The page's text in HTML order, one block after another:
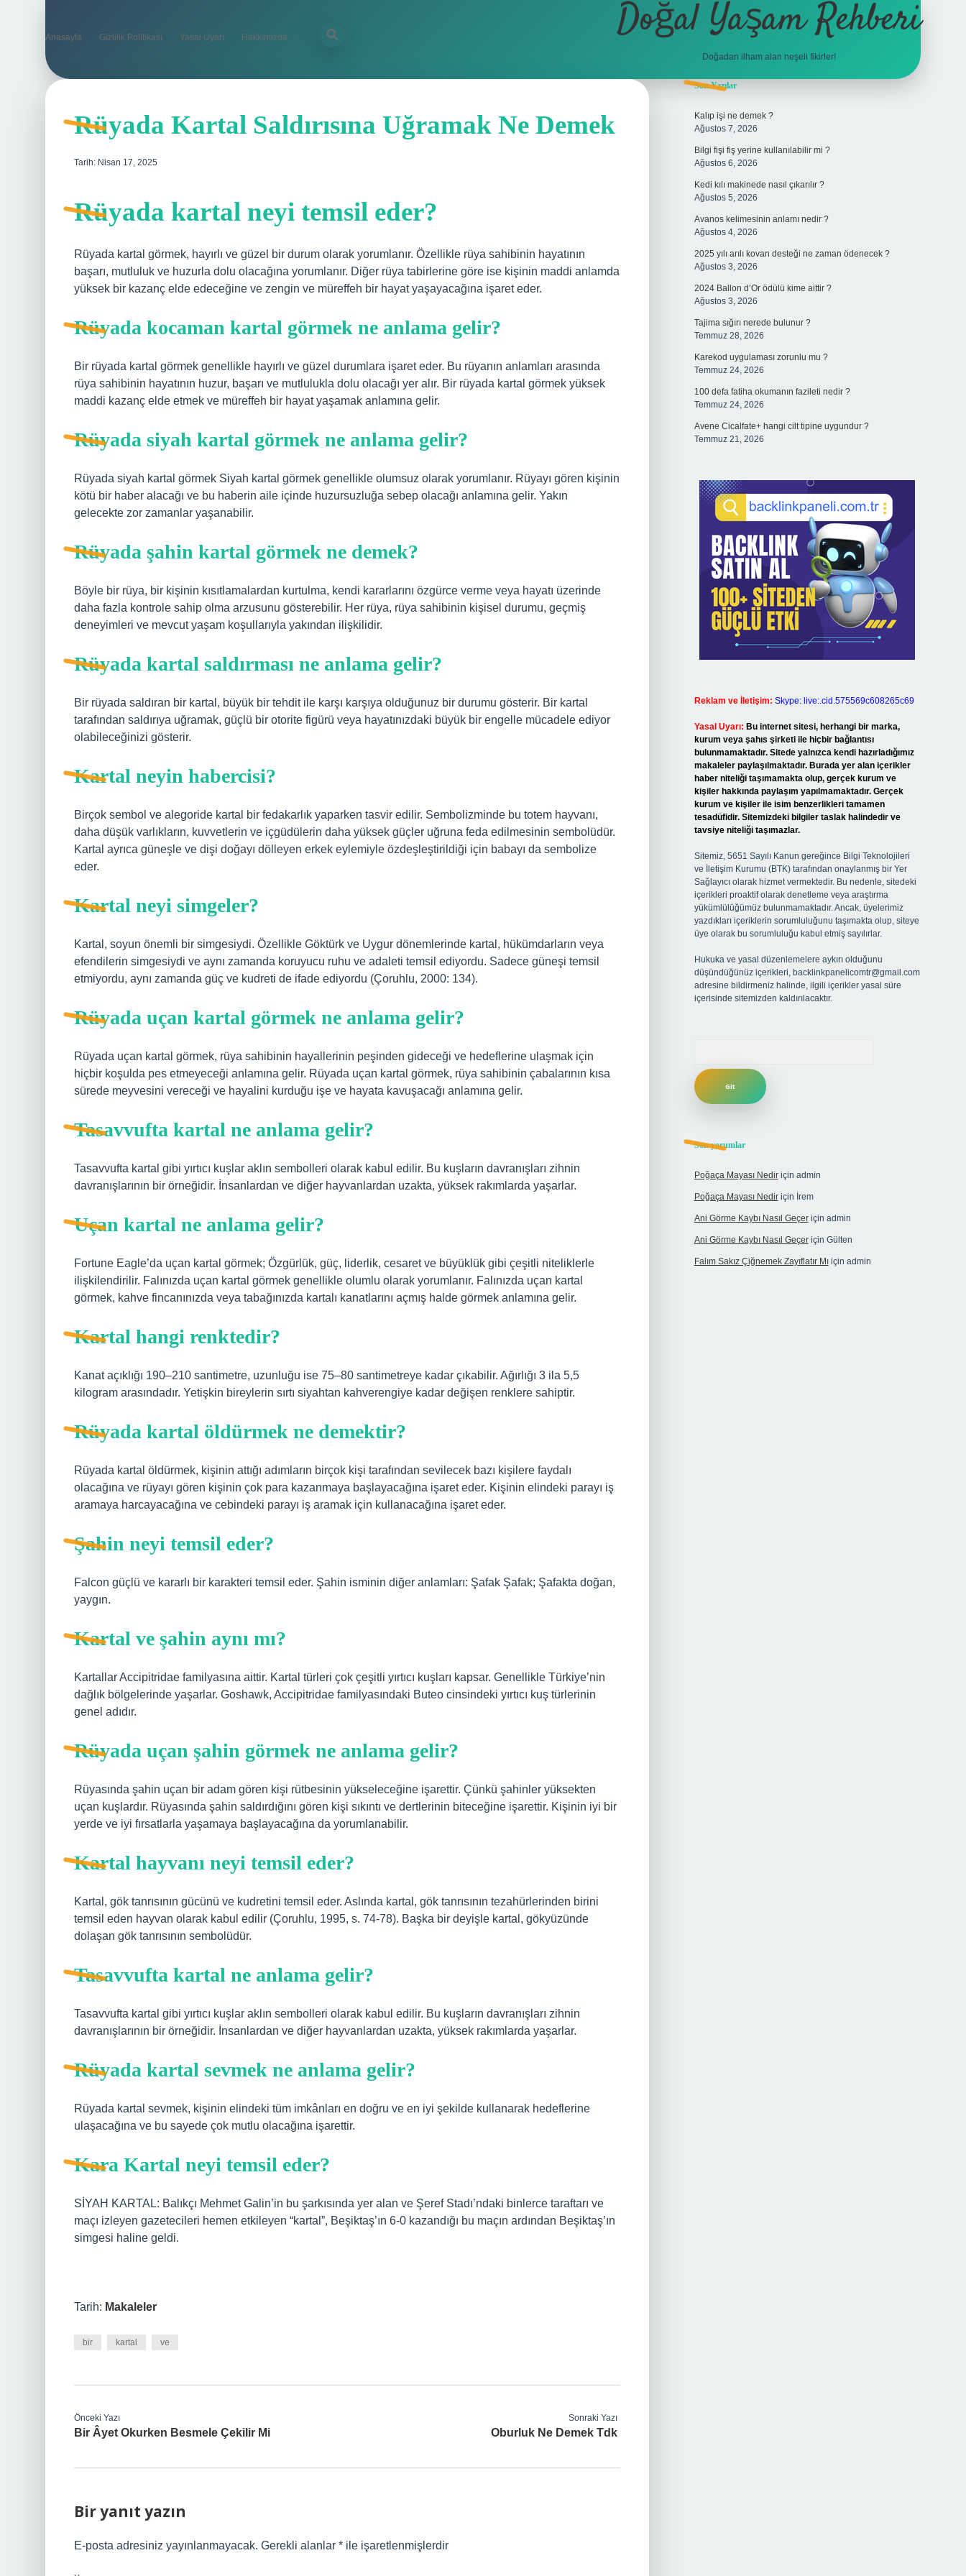
Anasayfa Gizlilik Politikası Yasal Uyarı Hakkımızda Doğal Yaşam Rehberi
Doğadan ilham alan neşeli fikirler!
Rüyada Kartal Saldırısına Uğramak Ne Demek
Tarih: Nisan 17, 2025
Rüyada kartal neyi temsil eder?
Rüyada kartal görmek, hayırlı ve güzel bir durum olarak yorumlanır. Özellikle rüya sahibinin hayatının
başarı, mutluluk ve huzurla dolu olacağına yorumlanır. Diğer rüya tabirlerine göre ise kişinin maddi anlamda
yüksek bir kazanç elde edeceğine ve zengin ve müreffeh bir hayat yaşayacağına işaret eder.
Rüyada kocaman kartal görmek ne anlama gelir?
Bir rüyada kartal görmek genellikle hayırlı ve güzel durumlara işaret eder. Bu rüyanın anlamları arasında
rüya sahibinin hayatının huzur, başarı ve mutlulukla dolu olacağı yer alır. Bir rüyada kartal görmek yüksek
maddi kazanç elde etmek ve müreffeh bir hayat yaşamak anlamına gelir.
Rüyada siyah kartal görmek ne anlama gelir?
Rüyada siyah kartal görmek Siyah kartal görmek genellikle olumsuz olarak yorumlanır. Rüyayı gören kişinin
kötü bir haber alacağı ve bu haberin aile içinde huzursuzluğa sebep olacağı anlamına gelir. Yakın
gelecekte zor zamanlar yaşanabilir.
Rüyada şahin kartal görmek ne demek?
Böyle bir rüya, bir kişinin kısıtlamalardan kurtulma, kendi kararlarını özgürce verme veya hayatı üzerinde
daha fazla kontrole sahip olma arzusunu gösterebilir. Her rüya, rüya sahibinin kişisel durumu, geçmiş
deneyimleri ve mevcut yaşam koşullarıyla yakından ilişkilidir.
Rüyada kartal saldırması ne anlama gelir?
Bir rüyada saldıran bir kartal, büyük bir tehdit ile karşı karşıya olduğunuz bir durumu gösterir. Bir kartal
tarafından saldırıya uğramak, güçlü bir otorite figürü veya hayatınızdaki büyük bir engelle mücadele ediyor
olabileceğinizi gösterir.
Kartal neyin habercisi?
Birçok sembol ve alegoride kartal bir fedakarlık yaparken tasvir edilir. Sembolizminde bu totem hayvanı,
daha düşük varlıkların, kuvvetlerin ve içgüdülerin daha yüksek güçler uğruna feda edilmesinin sembolüdür.
Kartal ayrıca güneşle ve dişi doğayı dölleyen erkek eylemiyle özdeşleştirildiği için babayı da sembolize
eder.
Kartal neyi simgeler?
Kartal, soyun önemli bir simgesiydi. Özellikle Göktürk ve Uygur dönemlerinde kartal, hükümdarların veya
efendilerin simgesiydi ve aynı zamanda koruyucu ruhu ve adaleti temsil ediyordu. Sadece güneşi temsil
etmiyordu, aynı zamanda güç ve kudreti de ifade ediyordu (Çoruhlu, 2000: 134).
Rüyada uçan kartal görmek ne anlama gelir?
Rüyada uçan kartal görmek, rüya sahibinin hayallerinin peşinden gideceği ve hedeflerine ulaşmak için
hiçbir koşulda pes etmeyeceği anlamına gelir. Rüyada uçan kartal görmek, rüya sahibinin çabalarının kısa
sürede meyvesini vereceği ve hayalini kurduğu işe ve hayata kavuşacağı anlamına gelir.
Tasavvufta kartal ne anlama gelir?
Tasavvufta kartal gibi yırtıcı kuşlar aklın sembolleri olarak kabul edilir. Bu kuşların davranışları zihnin
davranışlarının bir örneğidir. İnsanlardan ve diğer hayvanlardan uzakta, yüksek rakımlarda yaşarlar.
Uçan kartal ne anlama gelir?
Fortune Eagle’da uçan kartal görmek; Özgürlük, güç, liderlik, cesaret ve büyüklük gibi çeşitli niteliklerle
ilişkilendirilir. Falınızda uçan kartal görmek genellikle olumlu olarak yorumlanır. Falınızda uçan kartal
görmek, kahve fincanınızda veya tabağınızda kartalı kanatlarını açmış halde görmek anlamına gelir.
Kartal hangi renktedir?
Kanat açıklığı 190–210 santimetre, uzunluğu ise 75–80 santimetreye kadar çıkabilir. Ağırlığı 3 ila 5,5
kilogram arasındadır. Yetişkin bireylerin sırtı siyahtan kahverengiye kadar değişen renklere sahiptir.
Rüyada kartal öldürmek ne demektir?
Rüyada kartal öldürmek, kişinin attığı adımların birçok kişi tarafından sevilecek bazı kişilere faydalı
olacağına ve rüyayı gören kişinin çok para kazanmaya başlayacağına işaret eder. Kişinin elindeki parayı iş
aramaya harcayacağına ve cebindeki parayı iş aramak için kullanacağına işaret eder.
Şahin neyi temsil eder?
Falcon güçlü ve kararlı bir karakteri temsil eder. Şahin isminin diğer anlamları: Şafak Şafak; Şafakta doğan,
yaygın.
Kartal ve şahin aynı mı?
Kartallar Accipitridae familyasına aittir. Kartal türleri çok çeşitli yırtıcı kuşları kapsar. Genellikle Türkiye’nin
dağlık bölgelerinde yaşarlar. Goshawk, Accipitridae familyasındaki Buteo cinsindeki yırtıcı kuş türlerinin
genel adıdır.
Rüyada uçan şahin görmek ne anlama gelir?
Rüyasında şahin uçan bir adam gören kişi rütbesinin yükseleceğine işarettir. Çünkü şahinler yüksekten
uçan kuşlardır. Rüyasında şahin saldırdığını gören kişi sıkıntı ve dertlerinin biteceğine işarettir. Kişinin iyi bir
yerde ve iyi fırsatlarla yaşamaya başlayacağına da yorumlanabilir.
Kartal hayvanı neyi temsil eder?
Kartal, gök tanrısının gücünü ve kudretini temsil eder. Aslında kartal, gök tanrısının tezahürlerinden birini
temsil eden hayvan olarak kabul edilir (Çoruhlu, 1995, s. 74-78). Başka bir deyişle kartal, gökyüzünde
dolaşan gök tanrısının sembolüdür.
Tasavvufta kartal ne anlama gelir?
Tasavvufta kartal gibi yırtıcı kuşlar aklın sembolleri olarak kabul edilir. Bu kuşların davranışları zihnin
davranışlarının bir örneğidir. İnsanlardan ve diğer hayvanlardan uzakta, yüksek rakımlarda yaşarlar.
Rüyada kartal sevmek ne anlama gelir?
Rüyada kartal sevmek, kişinin elindeki tüm imkânları en doğru ve en iyi şekilde kullanarak hedeflerine
ulaşacağına ve bu sayede çok mutlu olacağına işarettir.
Kara Kartal neyi temsil eder?
SİYAH KARTAL: Balıkçı Mehmet Galin’in bu şarkısında yer alan ve Şeref Stadı’ndaki binlerce taraftarı ve
maçı izleyen gazetecileri hemen etkileyen “kartal”, Beşiktaş’ın 6-0 kazandığı bu maçın ardından Beşiktaş’ın
simgesi haline geldi.
Tarih: Makaleler
bir kartal ve
Önceki Yazı
Bir Âyet Okurken Besmele Çekilir Mi
Sonraki Yazı
Oburluk Ne Demek Tdk
Bir yanıt yazın
E-posta adresiniz yayınlanmayacak. Gerekli alanlar * ile işaretlenmişlerdir
Sidebar
Son Yazılar
Kalıp işi ne demek ?
Ağustos 7, 2026
Bilgi fişi fiş yerine kullanılabilir mi ?
Ağustos 6, 2026
Kedi kılı makinede nasıl çıkarılır ?
Ağustos 5, 2026
Avanos kelimesinin anlamı nedir ?
Ağustos 4, 2026
2025 yılı arılı kovan desteği ne zaman ödenecek ?
Ağustos 3, 2026
2024 Ballon d’Or ödülü kime aittir ?
Ağustos 3, 2026
Tajima sığırı nerede bulunur ?
Temmuz 28, 2026
Karekod uygulaması zorunlu mu ?
Temmuz 24, 2026
100 defa fatiha okumanın fazileti nedir ?
Temmuz 24, 2026
Avene Cicalfate+ hangi cilt tipine uygundur ?
Temmuz 21, 2026
Reklam ve İletişim: Skype: live:.cid.575569c608265c69
Yasal Uyarı: Bu internet sitesi, herhangi bir marka,
kurum veya şahıs şirketi ile hiçbir bağlantısı
bulunmamaktadır. Sitede yalnızca kendi hazırladığımız
makaleler paylaşılmaktadır. Burada yer alan içerikler
haber niteliği taşımamakta olup, gerçek kurum ve
kişiler hakkında paylaşım yapılmamaktadır. Gerçek
kurum ve kişiler ile isim benzerlikleri tamamen
tesadüfidir. Sitemizdeki bilgiler taslak halindedir ve
tavsiye niteliği taşımazlar.
Sitemiz, 5651 Sayılı Kanun gereğince Bilgi Teknolojileri
ve İletişim Kurumu (BTK) tarafından onaylanmış bir Yer
Sağlayıcı olarak hizmet vermektedir. Bu nedenle, sitedeki
içerikleri proaktif olarak denetleme veya araştırma
yükümlülüğümüz bulunmamaktadır. Ancak, üyelerimiz
yazdıkları içeriklerin sorumluluğunu taşımakta olup, siteye
üye olarak bu sorumluluğu kabul etmiş sayılırlar.
Hukuka ve yasal düzenlemelere aykırı olduğunu
düşündüğünüz içerikleri, backlinkpanelicomtr@gmail.com
adresine bildirmeniz halinde, ilgili içerikler yasal süre
içerisinde sitemizden kaldırılacaktır.
Son yorumlar
Poğaça Mayası Nediriçin admin
Poğaça Mayası Nediriçin İrem
Ani Görme Kaybı Nasıl Geçeriçin admin
Ani Görme Kaybı Nasıl Geçeriçin Gülten
Falım Sakız Çiğnemek Zayıflatır Mıiçin admin